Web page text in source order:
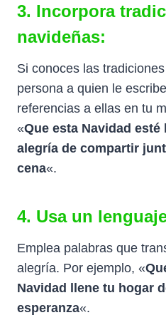
3. Incorpora
navideñas:
Si conoces las
persona a quien le
referencias a ellas en tu
«Que esta Navidad esté
alegría de compartir
cena«.
4. Usa un
Emplea palabras que
alegría. Por ejemplo, «
Navidad llene tu hogar
esperanza«.